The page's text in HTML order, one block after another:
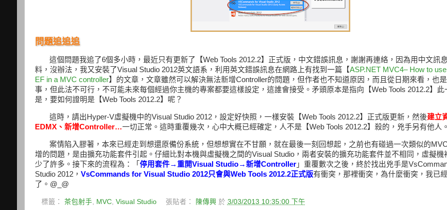
問題追追追
這個問題我追了6個多小時，最近只有更新了【Web Tools 2012.2】正式版，中文錯誤訊息，謝謝再連絡，因為用中文訊
料，沒辦法，我又安裝了Visual Studio 2012英文語系，利用英文錯誤訊息在網路上有找到一篇【ASP.NET MVC4– How to
EF in a MVC controller】的文章，文章雖然可以解決無法新增Controller的問題，但作者也不知道原因，而且從日期來看，也
事，但此法不可行，不可能未來每個經過你主機的專案都要這樣設定，這誰會接受。矛頭原本是指向【Web Tools 2012.2】
是，要如何證明是【Web Tools 2012.2】呢？
這時，請出Hyper-V虛擬機中的Visual Studio 2012，設定好快照，一樣安裝【Web Tools 2012.2】正式版更新，然後建立
EDMX、新增Controller…一切正常。這時重覆幾次，心中大概已經確定，人不是【Web Tools 2012.2】殺的，兇手另有他人
案情陷入膠著，本來已經走到想還原備份系統，但想想實在不甘願，就在最後一刻回想起，之前也有碰過一次類似的
增的問題，是由擴充功能套件引起。仔細比對本機與虛擬機之間的Visual Studio，兩者安裝的擴充功能套件並不相同，虛擬機
少了許多。接下來的流程為：「 停用套件→重開Visual Studio→新增Controller」重覆數次之後，終於找出兇手是
Studio 2012， VsCommands for Visual Studio 2012只會與Web Tools 2012.2正式版有衝突，那裡衝突，為什麼衝突，我已
了。@_@
標籤：茶包射手 MVC ,Visual Studio 張貼者： 陳傳興 於 3/03/2013 10:35:00 下午